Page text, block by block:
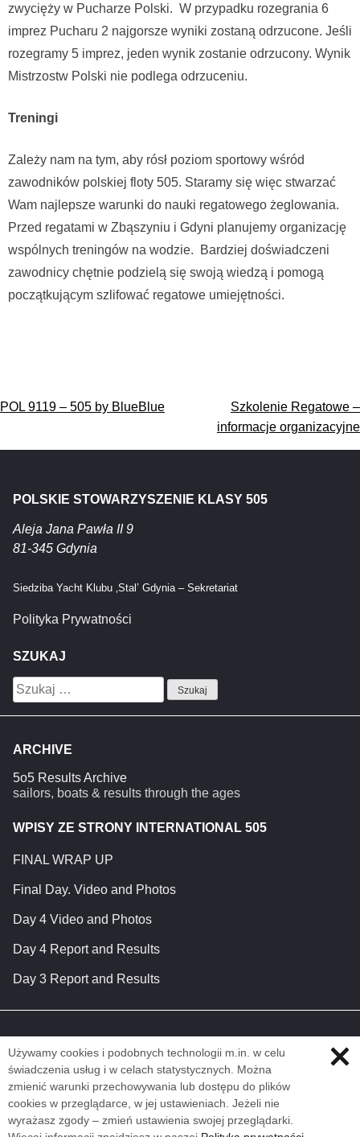
zwycięży w Pucharze Polski. W przypadku rozegrania 6
imprez Pucharu 2 najgorsze wyniki zostaną odrzucone. Jeśli
rozegramy 5 imprez, jeden wynik zostanie odrzucony. Wynik
Mistrzostw Polski nie podlega odrzuceniu.
Treningi
Zależy nam na tym, aby rósł poziom sportowy wśród
zawodników polskiej floty 505. Staramy się więc stwarzać
Wam najlepsze warunki do nauki regatowego żeglowania.
Przed regatami w Zbąszyniu i Gdyni planujemy organizację
wspólnych treningów na wodzie. Bardziej doświadczeni
zawodnicy chętnie podzielą się swoją wiedzą i pomogą
początkującym szlifować regatowe umiejętności.
Nawigacja
POL 9119 – 505 by BlueBlue
Szkolenie Regatowe –
informacje organizacyjne
POLSKIE STOWARZYSZENIE KLASY 505
Aleja Jana Pawła II 9
81-345 Gdynia
Siedziba Yacht Klubu ‚Stal’ Gdynia – Sekretariat
Polityka Prywatności
SZUKAJ
Szukaj:
ARCHIVE
5o5 Results Archive
sailors, boats & results through the ages
WPISY ZE STRONY INTERNATIONAL 505
FINAL WRAP UP
Final Day. Video and Photos
Day 4 Video and Photos
Day 4 Report and Results
Day 3 Report and Results
Używamy cookies i podobnych technologii m.in. w celu
świadczenia usług i w celach statystycznych. Można
zmienić warunki przechowywania lub dostępu do plików
cookies w przeglądarce, w jej ustawieniach. Jeżeli nie
wyrażasz zgody – zmień ustawienia swojej przeglądarki.